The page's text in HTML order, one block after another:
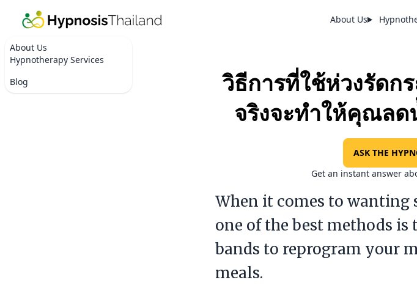
About Us
Hypnotherapy Services
Blog
About Us
วิธีการที่ใช้ห่วงรัดก
จริงจะทำให้คุณลด
ASK THE
Get an instant answer
When it comes to wanting
one of the best methods
bands to reprogram your
meals.